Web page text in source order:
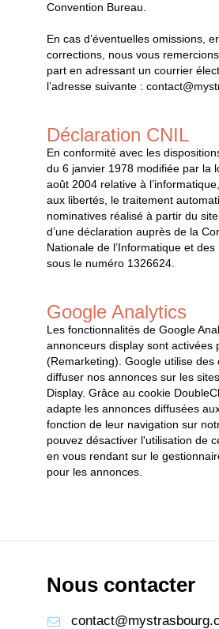
Convention Bureau.
En cas d’éventuelles omissions,
corrections, nous vous
part en adressant un courrier
l’adresse suivante :
Déclaration CNIL
En conformité avec les
du 6 janvier 1978 modifiée par la
août 2004 relative à
aux libertés, le traitement
nominatives réalisé à partir du site
d’une déclaration auprès de la
Nationale de l’Informatique et
sous le numéro 1326624.
Google Analytics
Les fonctionnalités de Google
annonceurs display sont activées
(Remarketing). Google utilise des
diffuser nos annonces sur les
Display. Grâce au cookie
adapte les annonces diffusées
fonction de leur navigation sur
pouvez désactiver l'utilisation de
en vous rendant sur le
pour les annonces
Nous contacter